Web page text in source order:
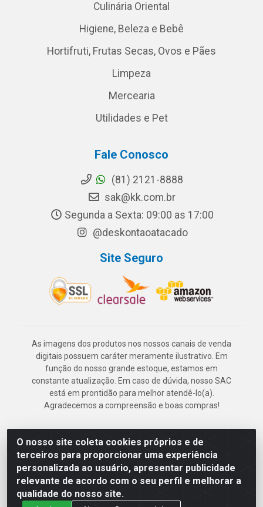
O nosso site coleta cookies próprios e de
terceiros para proporcionar uma experiência
personalizada ao usuário, apresentar publicidade
relevante de acordo com o seu perfil e melhorar a
qualidade do nosso site.
Culinária Oriental
Higiene, Beleza e Bebê
Hortifruti, Frutas Secas, Ovos e Pães
Limpeza
Mercearia
Utilidades e Pet
Fale Conosco
(81) 2121-8888
sak@kk.com.br
Segunda a Sexta: 09:00 as 17:00
@deskontaoatacado
Site Seguro
As imagens dos produtos nos nossos canais de venda
digitais possuem caráter meramente ilustrativo. Em
função do nosso grande estoque, estamos em
constante atualização. Em caso de dúvida, nosso SAC
está em prontidão para melhor atendê-lo(a).
Agradecemos a compreensão e boas compras!
Deskontão Atacado - Av. Marechal Mascarenhas de Morais, 2471 -
Imbiribeira - Recife/PE - CEP 51.150-001 - CNPJ 24.150.377/0003-
57